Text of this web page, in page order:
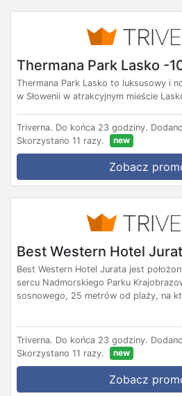
Thermana Park Lasko -
Thermana Park Lasko to luksusowy i
w Słowenii w atrakcyjnym mieście
Triverna. Do końca 23 godziny.
Skorzystano 11 razy.
new
Zobacz
Best Western Hotel
Best Western Hotel Jurata jest
sercu Nadmorskiego Parku
sosnowego, 25 metrów od plaży, na
Triverna. Do końca 23 godziny.
Skorzystano 11 razy.
new
Zobacz